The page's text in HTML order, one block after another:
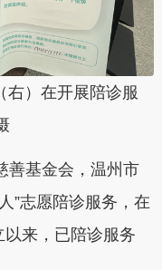
右）在开展陪诊服
善基金会，温州市
”志愿陪诊服务，在
来，已陪诊服务